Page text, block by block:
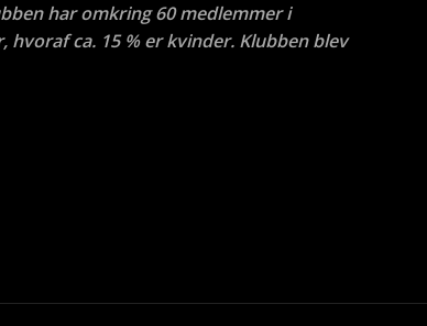
har omkring 60 medlemmer i
hvoraf ca. 15 % er kvinder. Klubben blev